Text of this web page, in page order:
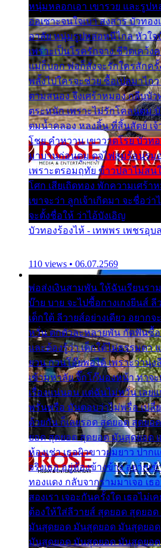
หนุ่มหลอกเอา เขารวย และรูป
ออเซาะจนใจเบา สงสาร บัวทอง
อาลัย หนุ่มรูปหล่อหนีไกล หัวใจ
เพราะเป็นโรครักจาง ชีวิตเคว้ง
แม่ก็บอก พ่อก็สั่งจะรักใครสักครั้
พลั้งไปใครจะช่วย ซื้อเปลมาไก
ตามสนอง จึงเศร้าหมอง กลีบบัว
ตระหนัก เพราะไม่รักโคลนตม
ตมน้ำคลอง หลงลิ้น ที่สิ้นสัตย์ เ
โชย คำหวาน เขาวาดโรย บัวท
มาบานก่อนตูม ดุจไฟสุมร้อนรุม
เพราะตรอมฤทัย ข้าวปลาไม่สน
โศก เสียเถิดทอง พักความเศร้า
เขาจะว่า ลูกเจ้าเกิดมา จะชื่อว่
จะตั้งชื่อให้ ว่าไอ้บังเอิญ
บัวทองร้องไห้ - เทพพร เพชรอุบ
110 views • 06.07.2569
พ่อส่งเงินสามพัน ให้ฉันเรียนร
บ๊าย บาย จะไปซื้อกางเกงยีนส์ ลี
เด็กใต้ ลีวายส์อย่างเดียว อยาก
หวั่น ตกตัวละหลายพัน กัดฟันซื้อ
และต้องรู้ว่า เด็กใต้ไม่ธรรมดา
ยวน กวนโอ๊ยพอได้ เพราะว่านุ่ง
เข้ามหาลัย จิ๊กโก๊มองหน้า ท่าจ
เรื่องแน่นอน แต่ฉันไม่หวั่น เลย
พรั่นพรือ มันตอบว่าไม่พรื่อ เปลี่ย
ด้วยกัน ก็เลยรอด สุดยอด สุดย
ยอด สุดยอด สุดยอด มันสุดยอด
ห้องเช่า เธอผิวขาวผมยาว ปาก
จริงเธอ อยู่ห้องข้างข้าง อยากเ
ทองแดง กลับจากรามมาเจอ เ
สองเรา เจอะกันครั้งใด เธอไม่เ
ต้องให้ใส่ลีวายส์ สุดยอด สุดยอ
มันสุดยอด มันสุดยอด มันสุดยอ
มันสุดยอด มันสุดยอด มันสุดยอ